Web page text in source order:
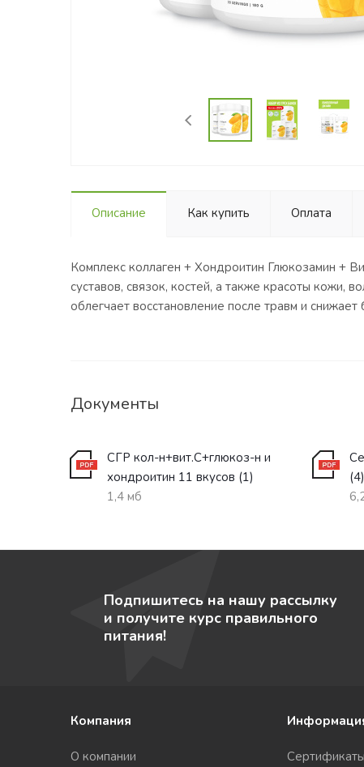
Описание Как купить Оплата
Комплекс коллаген + Хондроитин Глюкозамин +
суставов, связок, костей, а также красоты кожи,
облегчает восстановление после травм и
Документы
СГР кол-н+вит.С+глюкоз-н и
хондроитин 11 вкусов (1)
1,4 мб
(4)
Подпишитесь на нашу рассылку
и получите курс правильного
питания!
Компания
О компании Сертификаты